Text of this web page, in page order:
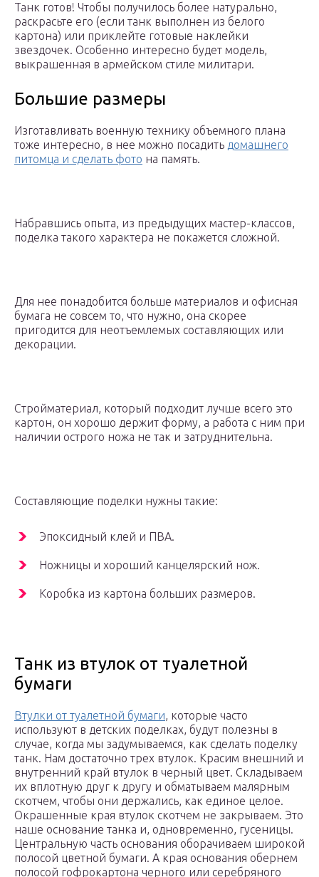
Танк готов! Чтобы получилось более натурально,
раскрасьте его (если танк выполнен из белого
картона) или приклейте готовые наклейки
звездочек. Особенно интересно будет модель,
выкрашенная в армейском стиле милитари.
Большие размеры
Изготавливать военную технику объемного плана
тоже интересно, в нее можно посадить домашнего
питомца и сделать фото на память.
Набравшись опыта, из предыдущих мастер-классов,
поделка такого характера не покажется сложной.
Для нее понадобится больше материалов и офисная
бумага не совсем то, что нужно, она скорее
пригодится для неотъемлемых составляющих или
декорации.
Стройматериал, который подходит лучше всего это
картон, он хорошо держит форму, а работа с ним при
наличии острого ножа не так и затруднительна.
Составляющие поделки нужны такие:
Эпоксидный клей и ПВА.
Ножницы и хороший канцелярский нож.
Коробка из картона больших размеров.
Танк из втулок от туалетной
бумаги
Втулки от туалетной бумаги, которые часто
используют в детских поделках, будут полезны в
случае, когда мы задумываемся, как сделать поделку
танк. Нам достаточно трех втулок. Красим внешний и
внутренний край втулок в черный цвет. Складываем
их вплотную друг к другу и обматываем малярным
скотчем, чтобы они держались, как единое целое.
Окрашенные края втулок скотчем не закрываем. Это
наше основание танка и, одновременно, гусеницы.
Центральную часть основания оборачиваем широкой
полосой цветной бумаги. А края основания обернем
полосой гофрокартона черного или серебряного